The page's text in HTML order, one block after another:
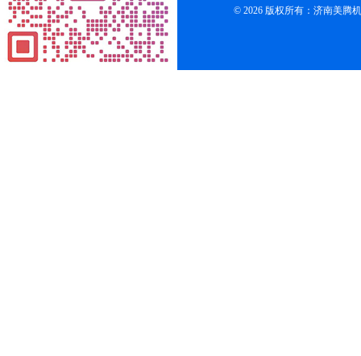
© 2026 版权所有：济南美腾